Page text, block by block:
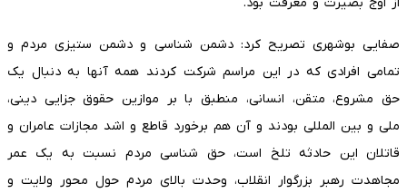
صفایی بوشهری تصریح کرد: دشمن شناسی و دشمن ستیزی مردم و
تمامی افرادی که در این مراسم شرکت کردند همه آنها به دنبال یک
حق مشروع، متقن، انسانی، منطبق با بر موازین حقوق جزایی دینی،
ملی و بین المللی بودند و آن هم برخورد قاطع و اشد مجازات عامران و
قاتلان این حادثه تلخ است، حق شناسی مردم نسبت به یک عمر
مجاهدت رهبر بزرگوار انقلاب، وحدت بالای مردم حول محور ولایت و